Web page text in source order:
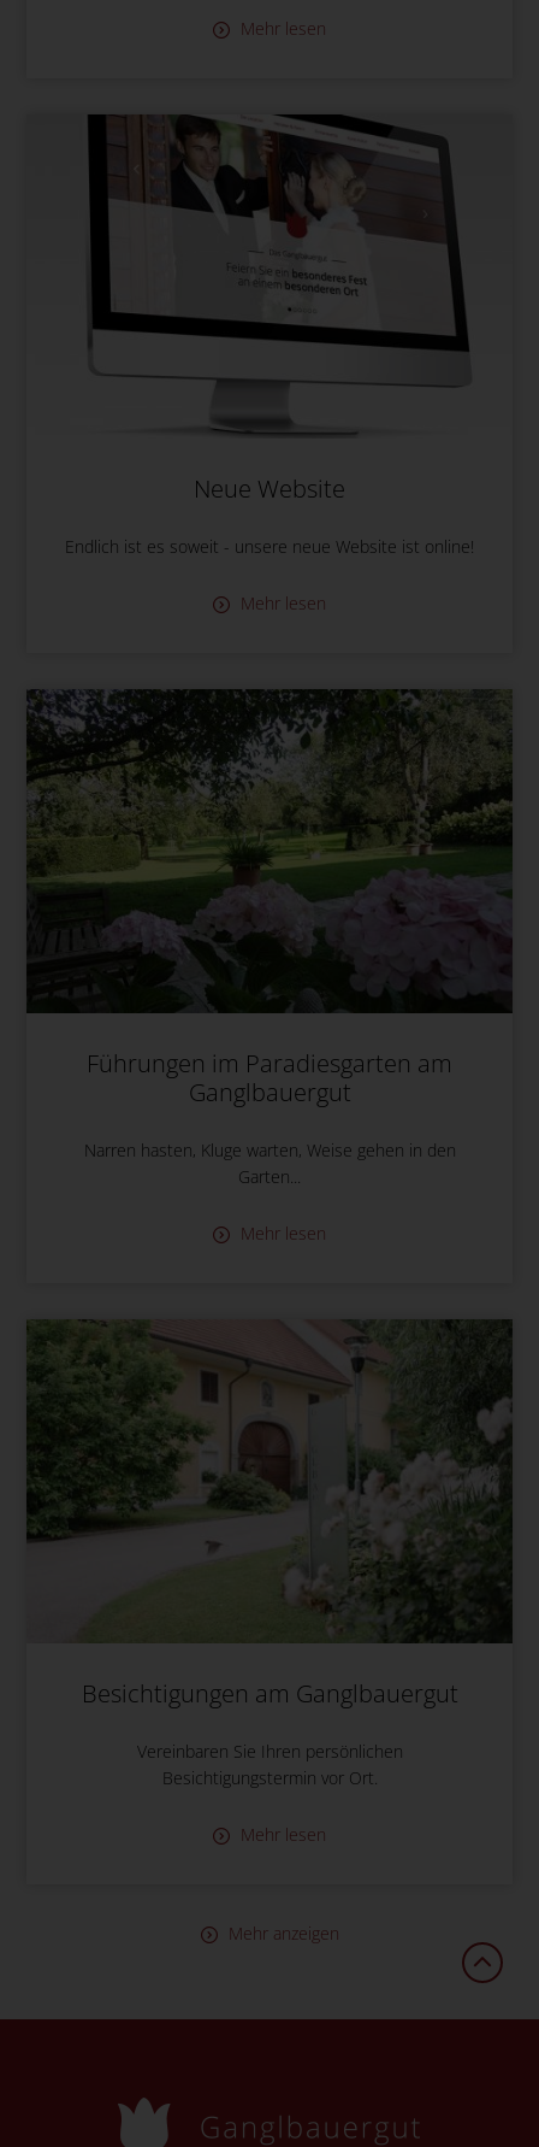
Mehr lesen
Neue Website
Endlich ist es soweit - unsere neue Website ist online!
Mehr lesen
Führungen im Paradiesgarten am
Ganglbauergut
Narren hasten, Kluge warten, Weise gehen in den
Garten...
Mehr lesen
Besichtigungen am Ganglbauergut
Vereinbaren Sie Ihren persönlichen
Besichtigungstermin vor Ort.
Mehr lesen
Mehr anzeigen